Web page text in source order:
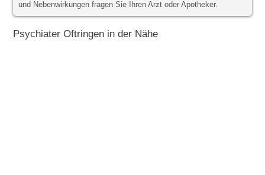
und Nebenwirkungen fragen Sie Ihren Arzt oder Apotheker.
Psychiater Oftringen in der Nähe